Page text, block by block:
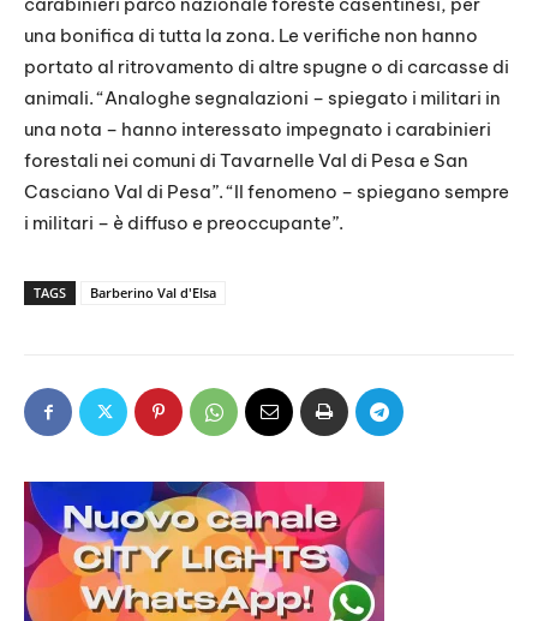
carabinieri parco nazionale foreste casentinesi, per
una bonifica di tutta la zona. Le verifiche non hanno
portato al ritrovamento di altre spugne o di carcasse di
animali. “Analoghe segnalazioni – spiegato i militari in
una nota – hanno interessato impegnato i carabinieri
forestali nei comuni di Tavarnelle Val di Pesa e San
Casciano Val di Pesa”. “Il fenomeno – spiegano sempre
i militari – è diffuso e preoccupante”.
TAGS Barberino Val d'Elsa